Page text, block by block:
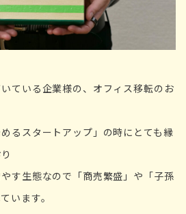
ている企業様の、オフィス移転のお
るスタートアップ」 の時にとても縁
す生態なので「商売繁盛」や「子孫
います。